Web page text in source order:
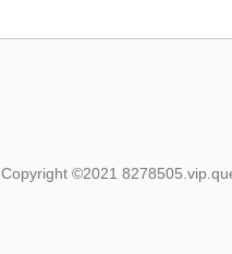
Copyright ©2021